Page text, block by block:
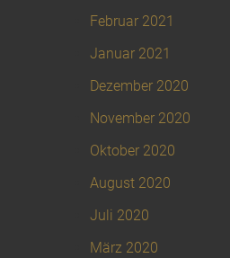
Februar 2021
Januar 2021
Dezember 2020
November 2020
Oktober 2020
August 2020
Juli 2020
März 2020